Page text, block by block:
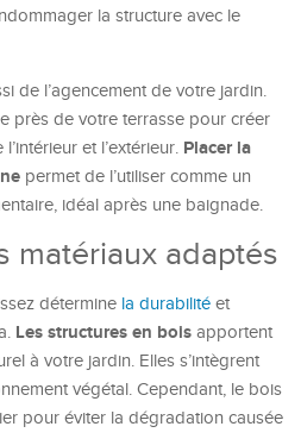
la structure avec le
de l’agencement de votre jardin.
près de votre terrasse pour créer
et l’extérieur. Placer la
permet de l’utiliser comme un
idéal après une baignade.
matériaux adaptés
détermine la durabilité et
Les structures en bois apportent
à votre jardin. Elles s’intègrent
végétal. Cependant, le bois
pour éviter la dégradation causée